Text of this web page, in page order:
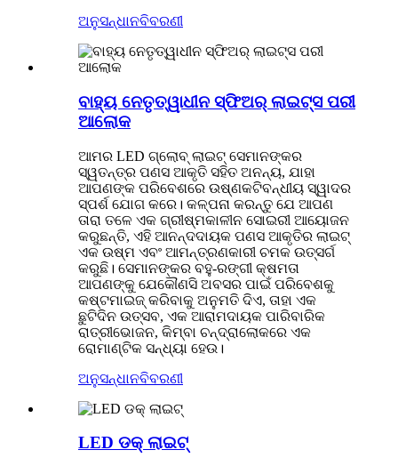
ଅନୁସନ୍ଧାନବିବରଣୀ
ବାହ୍ୟ ନେତୃତ୍ୱାଧୀନ ସ୍ଫିଅର୍ ଲାଇଟ୍ସ ପରୀ
ଆଲୋକ
ଆମର LED ଗ୍ଲୋବ୍ ଲାଇଟ୍ ସେମାନଙ୍କର
ସ୍ୱତନ୍ତ୍ର ପଣସ ଆକୃତି ସହିତ ଅନନ୍ୟ, ଯାହା
ଆପଣଙ୍କ ପରିବେଶରେ ଉଷ୍ଣକଟିବନ୍ଧୀୟ ସ୍ୱାଦର
ସ୍ପର୍ଶ ଯୋଗ କରେ। କଳ୍ପନା କରନ୍ତୁ ଯେ ଆପଣ
ତାରା ତଳେ ଏକ ଗ୍ରୀଷ୍ମକାଳୀନ ସୋଇରୀ ଆୟୋଜନ
କରୁଛନ୍ତି, ଏହି ଆନନ୍ଦଦାୟକ ପଣସ ଆକୃତିର ଲାଇଟ୍
ଏକ ଉଷ୍ମ ଏବଂ ଆମନ୍ତ୍ରଣକାରୀ ଚମକ ଉତ୍ସର୍ଗ
କରୁଛି। ସେମାନଙ୍କର ବହୁ-ରଙ୍ଗୀ କ୍ଷମତା
ଆପଣଙ୍କୁ ଯେକୌଣସି ଅବସର ପାଇଁ ପରିବେଶକୁ
କଷ୍ଟମାଇଜ୍ କରିବାକୁ ଅନୁମତି ଦିଏ, ତାହା ଏକ
ଛୁଟିଦିନ ଉତ୍ସବ, ଏକ ଆରାମଦାୟକ ପାରିବାରିକ
ରାତ୍ରୀଭୋଜନ, କିମ୍ବା ଚନ୍ଦ୍ରାଲୋକରେ ଏକ
ରୋମାଣ୍ଟିକ ସନ୍ଧ୍ୟା ହେଉ।
ଅନୁସନ୍ଧାନବିବରଣୀ
LED ଡକ୍ ଲାଇଟ୍